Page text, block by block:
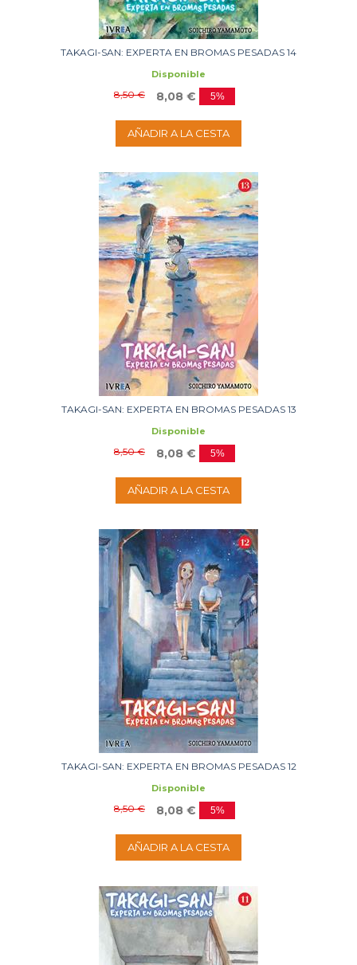
TAKAGI-SAN: EXPERTA EN BROMAS PESADAS 14
Disponible
8,50 € 8,08 € 5%
AÑADIR A LA CESTA
TAKAGI-SAN: EXPERTA EN BROMAS PESADAS 13
Disponible
8,50 € 8,08 € 5%
AÑADIR A LA CESTA
TAKAGI-SAN: EXPERTA EN BROMAS PESADAS 12
Disponible
8,50 € 8,08 € 5%
AÑADIR A LA CESTA